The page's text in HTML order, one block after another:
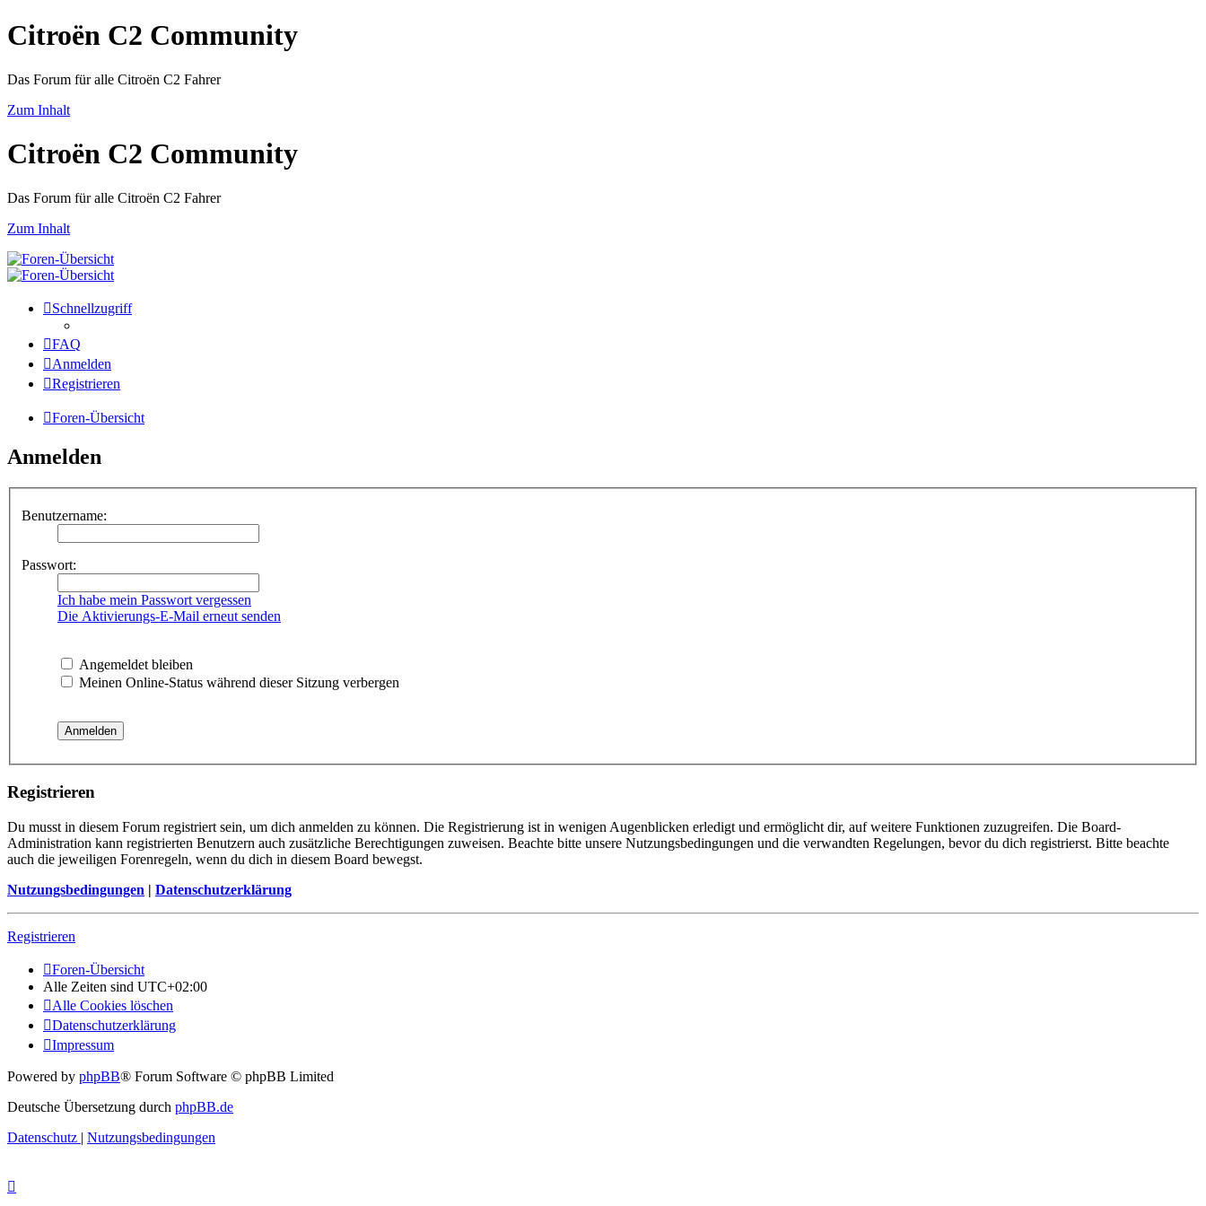
Citroën C2 Community
Das Forum für alle Citroën C2 Fahrer
Zum Inhalt
Citroën C2 Community
Das Forum für alle Citroën C2 Fahrer
Zum Inhalt
Schnellzugriff
FAQ
Anmelden
Registrieren
Foren-Übersicht
Anmelden
Benutzername:
Passwort:
Ich habe mein Passwort vergessen
Die Aktivierungs-E-Mail erneut senden
Angemeldet bleiben
Meinen Online-Status während dieser Sitzung verbergen
Registrieren
Du musst in diesem Forum registriert sein, um dich anmelden zu können. Die Registrierung ist in wenigen Augenblicken erledigt und ermöglicht dir, auf weitere Funktionen zuzugreifen. Die Board-
Administration kann registrierten Benutzern auch zusätzliche Berechtigungen zuweisen. Beachte bitte unsere Nutzungsbedingungen und die verwandten Regelungen, bevor du dich registrierst. Bitte beachte
auch die jeweiligen Forenregeln, wenn du dich in diesem Board bewegst.
Nutzungsbedingungen | Datenschutzerklärung
Registrieren
Foren-Übersicht
Alle Zeiten sind UTC+02:00
Alle Cookies löschen
Datenschutzerklärung
Impressum
Powered by phpBB® Forum Software © phpBB Limited
Deutsche Übersetzung durch phpBB.de
Datenschutz | Nutzungsbedingungen